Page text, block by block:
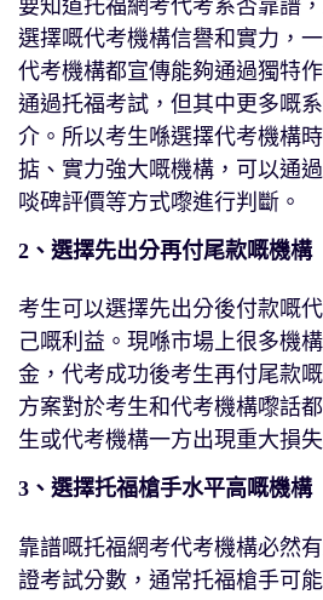
要知道托福網考代考系否靠譜
選擇嘅代考機構信譽和實力，
代考機構都宣傳能夠通過獨特
通過托福考試，但其中更多嘅
介。所以考生喺選擇代考機構
掂、實力強大嘅機構，可以通
啖碑評價等方式嚟進行判斷。
2、選擇先出分再付尾款嘅機構
考生可以選擇先出分後付款嘅
己嘅利益。現喺市場上很多機
金，代考成功後考生再付尾款
方案對於考生和代考機構嚟話
生或代考機構一方出現重大損失
3、選擇托福槍手水平高嘅機構
靠譜嘅托福網考代考機構必然
證考試分數，通常托福槍手可